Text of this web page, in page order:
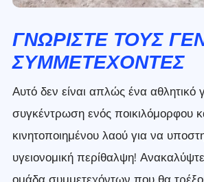
ΓΝΩΡΊΣΤΕ ΤΟΥΣ
ΣΥΜΜΕΤΈΧΟΝΤΕΣ
Αυτό δεν είναι απλώς ένα αθλητικό
συγκέντρωση ενός ποικιλόμορφου
κινητοποιημένου λαού για να
υγειονομική περίθαλψη!
ομάδα συμμετεχόντων που θα